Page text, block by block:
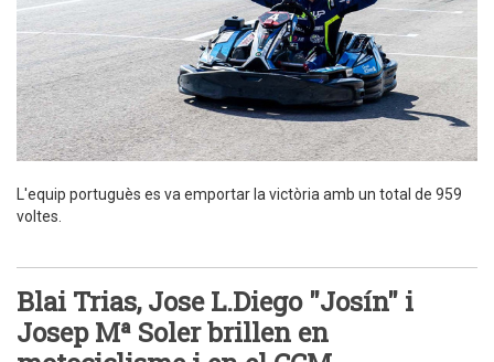
L'equip portuguès es va emportar la victòria amb un total de 959
voltes.
Blai Trias, Jose L.Diego "Josín" i
Josep Mª Soler brillen en